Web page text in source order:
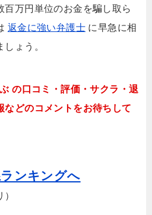
百万円単位のお金を騙し取ら
返金に強い弁護士 に早急に相
ょう。
の口コミ・評価・サクラ・退
などのコメントをお待ちして
ンキングへ